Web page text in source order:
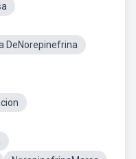
DeNorepinefrina